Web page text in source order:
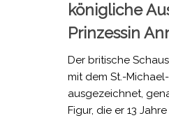
königliche
Prinzessin
Der britische
mit dem St.-
ausgezeichnet,
Figur, die er 13